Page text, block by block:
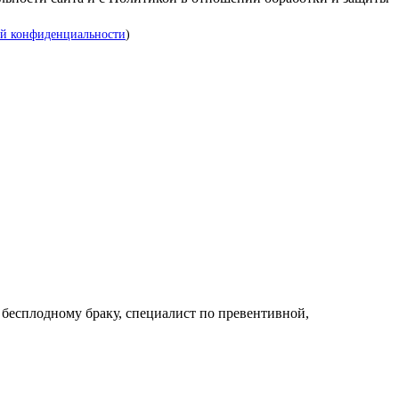
конфиденциальности)
браку, специалист по превентивной,